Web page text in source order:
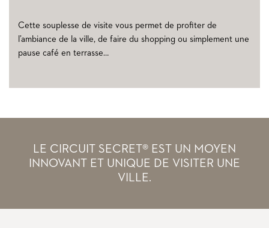
Cette souplesse de visite vous permet de profiter de
l’ambiance de la ville, de faire du shopping ou simplement une
pause café en terrasse…
LE CIRCUIT SECRET® EST UN MOYEN
INNOVANT ET UNIQUE DE VISITER UNE
VILLE.